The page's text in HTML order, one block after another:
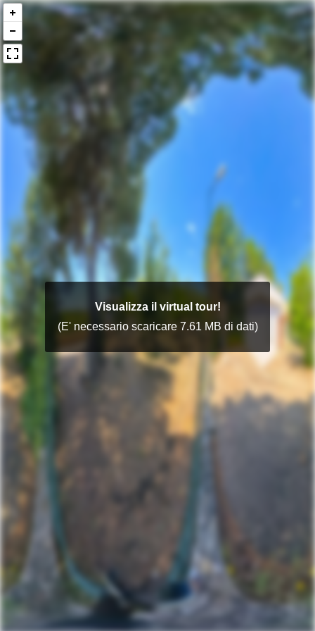
Visualizza il virtual tour!
(E' necessario scaricare 7.61 MB di dati)